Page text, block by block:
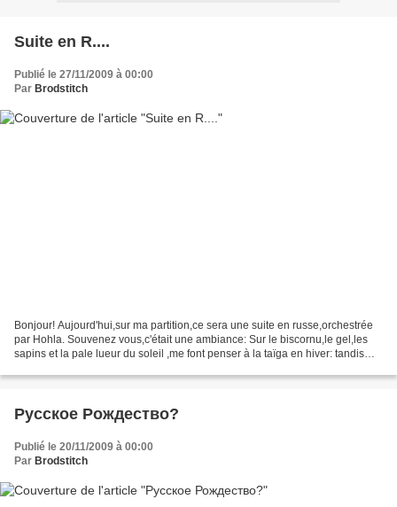
Suite en R....
Publié le 27/11/2009 à 00:00
Par Brodstitch
Bonjour! Aujourd'hui,sur ma partition,ce sera une suite en russe,orchestrée
par Hohla. Souvenez vous,c'était une ambiance: Sur le biscornu,le gel,les
sapins et la pale lueur du soleil ,me font penser à la taïga en hiver: tandis
Русское Рождество?
Publié le 20/11/2009 à 00:00
Par Brodstitch